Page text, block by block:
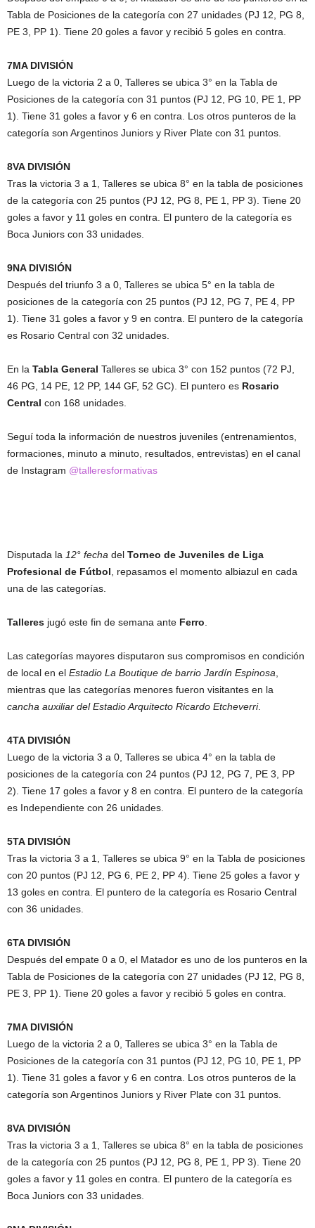
Tabla de Posiciones de la categoría con 27 unidades (PJ 12, PG 8,
PE 3, PP 1). Tiene 20 goles a favor y recibió 5 goles en contra.
7MA DIVISIÓN
Luego de la victoria 2 a 0, Talleres se ubica 3° en la Tabla de
Posiciones de la categoría con 31 puntos (PJ 12, PG 10, PE 1, PP
1). Tiene 31 goles a favor y 6 en contra. Los otros punteros de la
categoría son Argentinos Juniors y River Plate con 31 puntos.
8VA DIVISIÓN
Tras la victoria 3 a 1, Talleres se ubica 8° en la tabla de posiciones
de la categoría con 25 puntos (PJ 12, PG 8, PE 1, PP 3). Tiene 20
goles a favor y 11 goles en contra. El puntero de la categoría es
Boca Juniors con 33 unidades.
9NA DIVISIÓN
Después del triunfo 3 a 0, Talleres se ubica 5° en la tabla de
posiciones de la categoría con 25 puntos (PJ 12, PG 7, PE 4, PP
1). Tiene 31 goles a favor y 9 en contra. El puntero de la categoría
es Rosario Central con 32 unidades.
En la Tabla General Talleres se ubica 3° con 152 puntos (72 PJ,
46 PG, 14 PE, 12 PP, 144 GF, 52 GC). El puntero es Rosario
Central con 168 unidades.
Seguí toda la información de nuestros juveniles (entrenamientos,
formaciones, minuto a minuto, resultados, entrevistas) en el canal
de Instagram @talleresformativas
Disputada la 12° fecha del Torneo de Juveniles de Liga
Profesional de Fútbol, repasamos el momento albiazul en cada
una de las categorías.
Talleres jugó este fin de semana ante Ferro.
Las categorías mayores disputaron sus compromisos en condición
de local en el Estadio La Boutique de barrio Jardín Espinosa,
mientras que las categorías menores fueron visitantes en la
cancha auxiliar del Estadio Arquitecto Ricardo Etcheverri.
4TA DIVISIÓN
Luego de la victoria 3 a 0, Talleres se ubica 4° en la tabla de
posiciones de la categoría con 24 puntos (PJ 12, PG 7, PE 3, PP
2). Tiene 17 goles a favor y 8 en contra. El puntero de la categoría
es Independiente con 26 unidades.
5TA DIVISIÓN
Tras la victoria 3 a 1, Talleres se ubica 9° en la Tabla de posiciones
con 20 puntos (PJ 12, PG 6, PE 2, PP 4). Tiene 25 goles a favor y
13 goles en contra. El puntero de la categoría es Rosario Central
con 36 unidades.
6TA DIVISIÓN
Después del empate 0 a 0, el Matador es uno de los punteros en la
Tabla de Posiciones de la categoría con 27 unidades (PJ 12, PG 8,
PE 3, PP 1). Tiene 20 goles a favor y recibió 5 goles en contra.
7MA DIVISIÓN
Luego de la victoria 2 a 0, Talleres se ubica 3° en la Tabla de
Posiciones de la categoría con 31 puntos (PJ 12, PG 10, PE 1, PP
1). Tiene 31 goles a favor y 6 en contra. Los otros punteros de la
categoría son Argentinos Juniors y River Plate con 31 puntos.
8VA DIVISIÓN
Tras la victoria 3 a 1, Talleres se ubica 8° en la tabla de posiciones
de la categoría con 25 puntos (PJ 12, PG 8, PE 1, PP 3). Tiene 20
goles a favor y 11 goles en contra. El puntero de la categoría es
Boca Juniors con 33 unidades.